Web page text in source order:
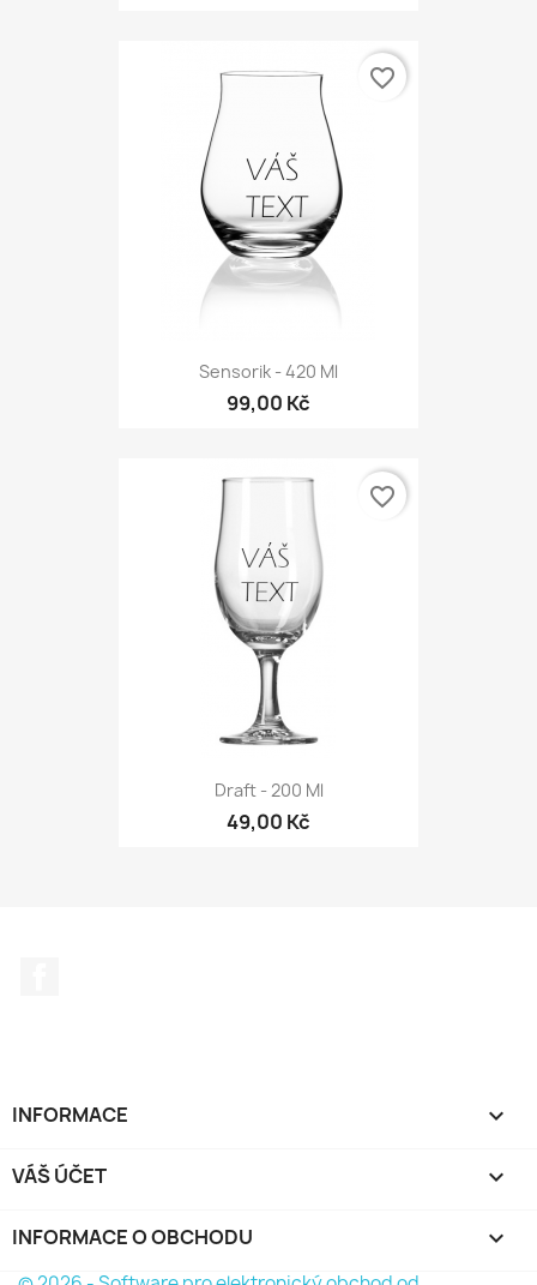
Sensorik - 420 Ml
99,00 Kč
favorite_border
Draft - 200 Ml
49,00 Kč
favorite_border
INFORMACE 
VÁŠ ÚČET 
INFORMACE O OBCHODU keyboard_arrow_down